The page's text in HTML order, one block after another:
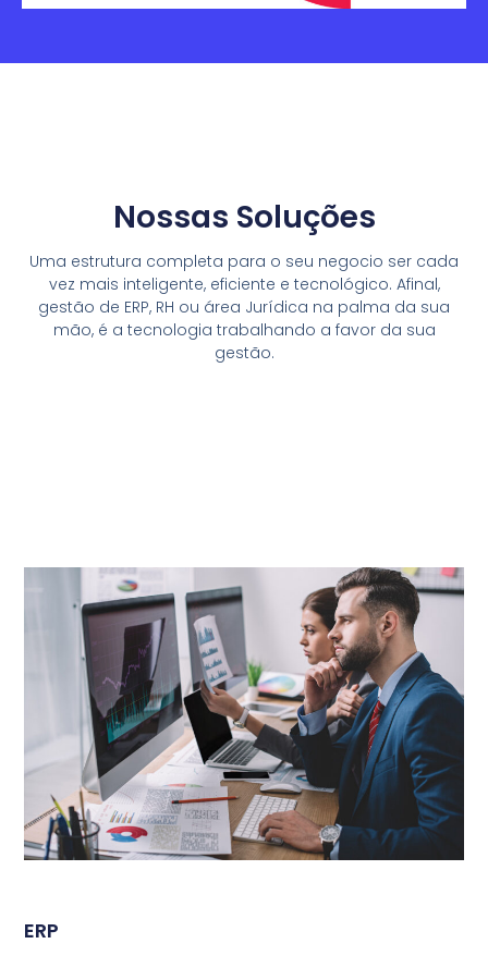
Nossas Soluções
Uma estrutura completa para o seu negocio ser cada
vez mais inteligente, eficiente e tecnológico. Afinal,
gestão de ERP, RH ou área Jurídica na palma da sua
mão, é a tecnologia trabalhando a favor da sua
gestão.
ERP